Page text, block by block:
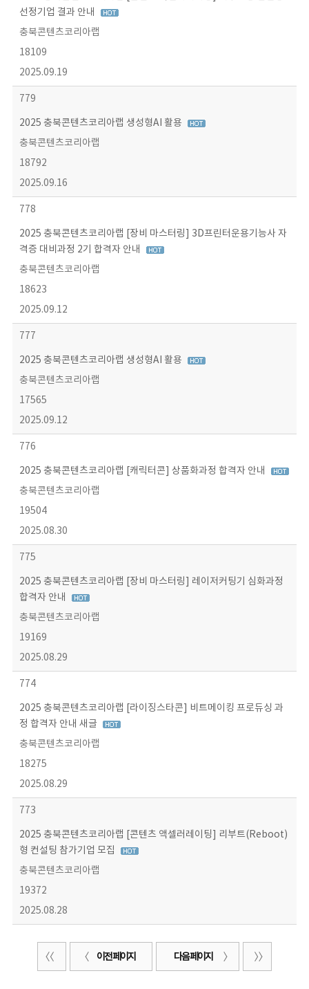
선정기업 결과 안내
충북콘텐츠코리아랩
18109
2025.09.19
779
2025 충북콘텐츠코리아랩 생성형AI 활용
충북콘텐츠코리아랩
18792
2025.09.16
778
2025 충북콘텐츠코리아랩 [장비 마스터링] 3D프린터운용기능사 자
격증 대비과정 2기 합격자 안내
충북콘텐츠코리아랩
18623
2025.09.12
777
2025 충북콘텐츠코리아랩 생성형AI 활용
충북콘텐츠코리아랩
17565
2025.09.12
776
2025 충북콘텐츠코리아랩 [캐릭터콘] 상품화과정 합격자 안내
충북콘텐츠코리아랩
19504
2025.08.30
775
2025 충북콘텐츠코리아랩 [장비 마스터링] 레이저커팅기 심화과정
합격자 안내
충북콘텐츠코리아랩
19169
2025.08.29
774
2025 충북콘텐츠코리아랩 [라이징스타콘] 비트메이킹 프로듀싱 과
정 합격자 안내 새글
충북콘텐츠코리아랩
18275
2025.08.29
773
2025 충북콘텐츠코리아랩 [콘텐츠 액셀러레이팅] 리부트(Reboot)
형 컨설팅 참가기업 모집
충북콘텐츠코리아랩
19372
2025.08.28
이전 페이지 다음 페이지